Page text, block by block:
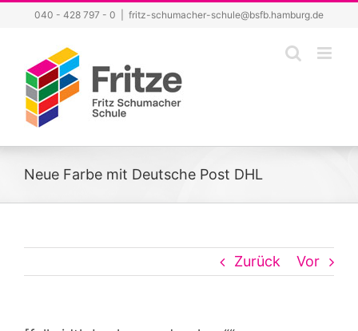
springen
040 - 428 797 - 0 fritz-schumacher-schule@bsfb.hamburg.de
Neue Farbe mit Deutsche Post DHL
Zurück Vor